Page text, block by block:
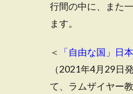
行間の中に、また
ます。
＜ 「自由な国」日
（2021年4月29日
て、ラムザイヤー